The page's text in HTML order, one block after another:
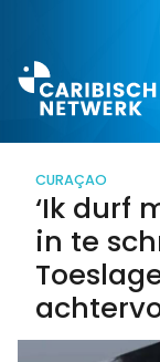
CURAÇAO
‘Ik durf
in te